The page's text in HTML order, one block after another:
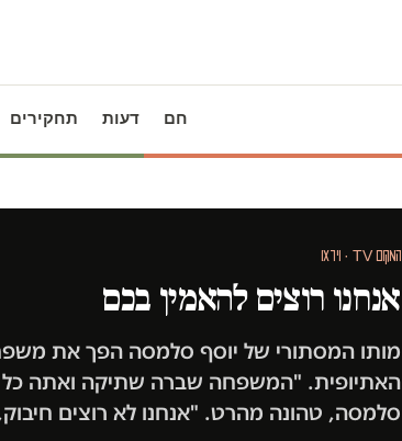
חם דעות תחקירים
המקום TV · וידאו
אנחנו רוצים להאמין בכם
מותו המסתורי של יוסף סלמסה הפך את
האתיופית. "המשפחה שברה שתיקה ואתה כל
סלמסה, טהונה מהרט. "אנחנו לא רוצים חיבוק,